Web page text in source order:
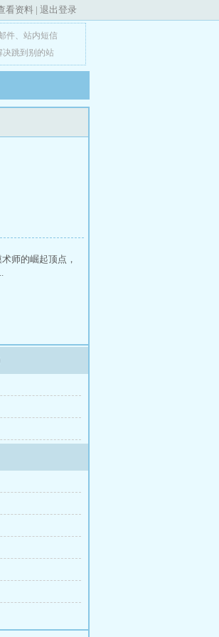
看资料 | 退出登录
件、 站内短信
决跳到别的站
师的崛起顶点，